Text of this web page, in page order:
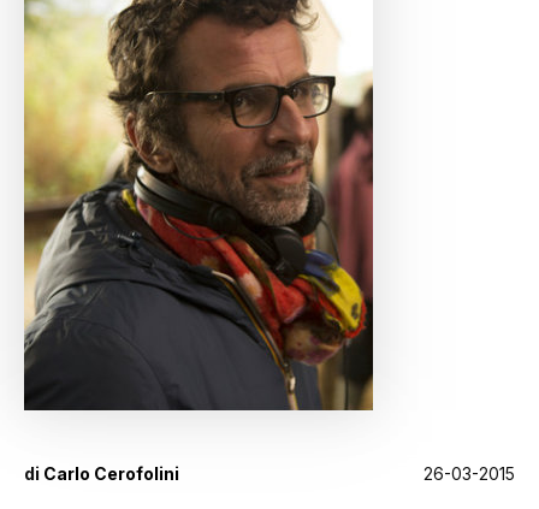
di Carlo Cerofolini 26-03-2015